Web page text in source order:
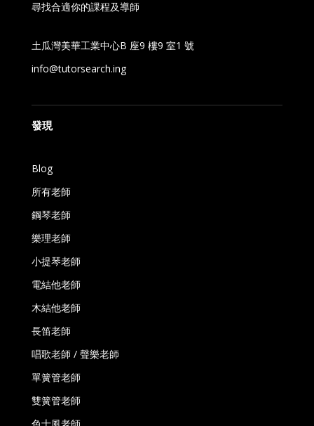
尋找合適你的課程及導師
土瓜灣美華工業中心B 座9 樓9 室1 號
info@tutorsearch.ing
發現
Blog
所有老師
鋼琴老師
樂理老師
小提琴老師
電結他老師
木結他老師
長笛老師
唱歌老師 / 聲樂老師
單簧管老師
雙簧管老師